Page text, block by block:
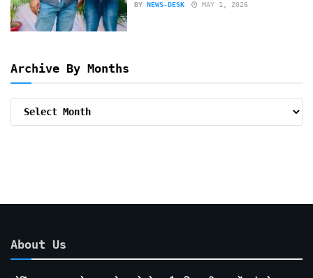
BY NEWS-DESK MAY 1, 2026
Archive By Months
About Us